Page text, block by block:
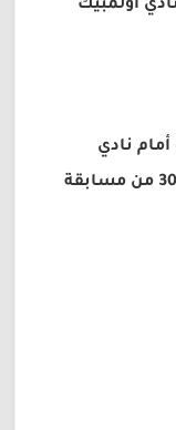
أولمبيك
نادي
أولمبيك ليون، ضمن مباريات الجولة 30 من مسابقة